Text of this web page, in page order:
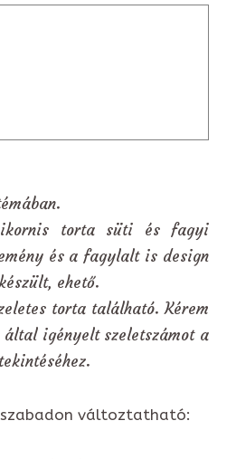
torta süti és fagyi
és a fagylalt is design
ehető.
torta található. Kérem
igényelt szeletszámot a
változtatható: